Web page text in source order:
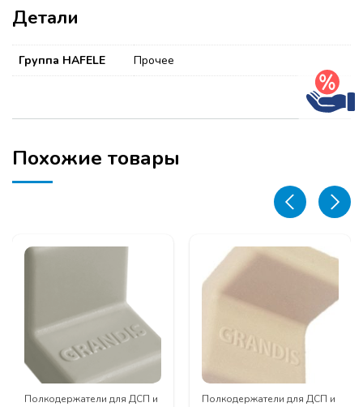
Детали
Группа HAFELE Прочее
Похожие товары
Полкодержатели для ДСП и стекла Полкодержатели для ДСП и